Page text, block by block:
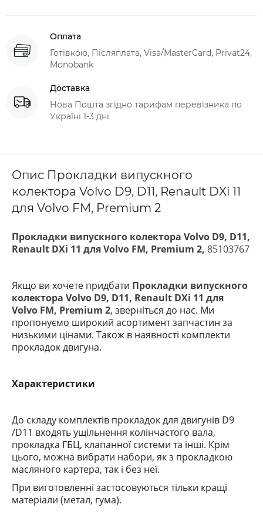
Оплата
Готівкою, Післяплата, Visa/MasterCard, Privat24,
Monobank
Доставка
Нова Пошта згідно тарифам перевізника по
Україні 1-3 дні
Опис Прокладки випускного
колектора Volvo D9, D11, Renault DXi 11
для Volvo FM, Premium 2
Прокладки випускного колектора Volvo D9, D11,
Renault DXi 11 для Volvo FM, Premium 2, 85103767
Якщо ви хочете придбати Прокладки випускного
колектора Volvo D9, D11, Renault DXi 11 для
Volvo FM, Premium 2, зверніться до нас. Ми
пропонуємо широкий асортимент запчастин за
низькими цінами. Також в наявності комплекти
прокладок двигуна.
Характеристики
До складу комплектів прокладок для двигунів D9
/D11 входять ущільнення колінчастого вала,
прокладка ГБЦ, клапанної системи та інші. Крім
цього, можна вибрати набори, як з прокладкою
масляного картера, так і без неї.
При виготовленні застосовуються тільки кращі
матеріали (метал, гума).